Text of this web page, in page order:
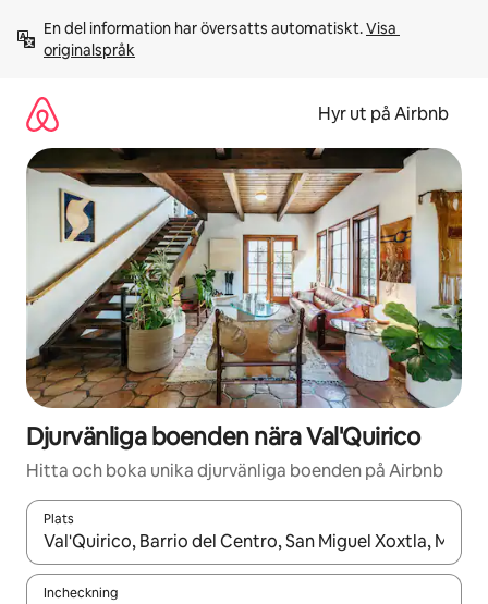
innehåll
En del information har översatts automatiskt. Visa
originalspråk
Hyr ut på Airbnb
Djurvänliga boenden nära Val'Quirico
Hitta och boka unika djurvänliga boenden på Airbnb
Plats
När resultaten är tillgängliga kan du navigera med upp- och
Incheckning